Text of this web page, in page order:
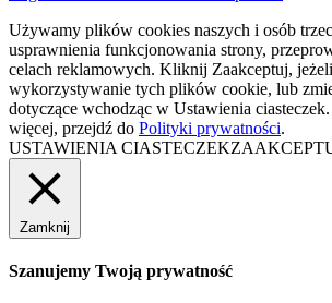
Używamy plików cookies naszych i osób
usprawnienia funkcjonowania strony,
celach reklamowych. Kliknij Zaakceptuj, jeżeli
wykorzystywanie tych plików cookie, lub
dotyczące wchodząc w Ustawienia
więcej, przejdź do Polityki prywatności.
USTAWIENIA CIASTECZEK
Zamknij
Szanujemy Twoją prywatność